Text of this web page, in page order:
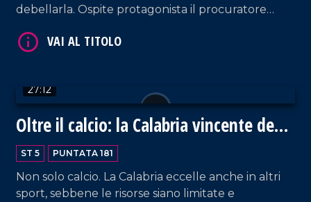
debellarla. Ospite protagonista il procuratore
contornata dai commenti del prof. Costabile.
27:12
Oltre il calcio: la Calabria vincente degli
altri sport
ST 5 PUNTATA 181
Non solo calcio. La Calabria eccelle anche in altri
sport, sebbene le risorse siano limitate e
VAI AL TITOLO